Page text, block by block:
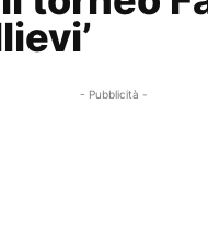
- Pubblicità -